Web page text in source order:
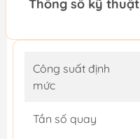
Thông số kỹ thuật
Công suất định
mức
Tần số quay